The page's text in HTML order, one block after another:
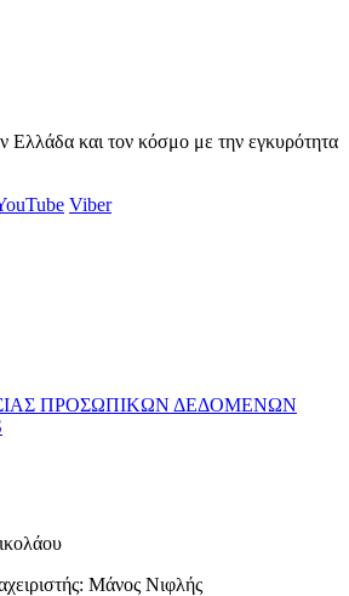
Ελλάδα και τον κόσμο με την εγκυρότητα
Viber
ΠΡΟΣΩΠΙΚΩΝ ΔΕΔΟΜΕΝΩΝ
Μάνος Νιφλής